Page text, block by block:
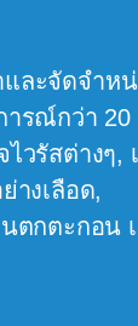
และจัดจำห
ารณ์กว่า
ไวรัสต่างๆ,
างเลือด,
นตกตะกอน